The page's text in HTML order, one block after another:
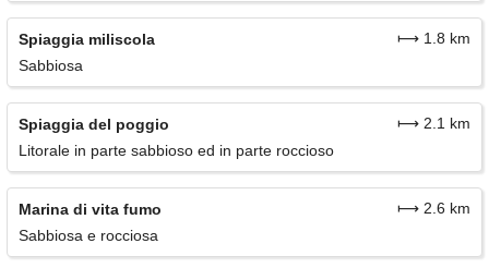
Spiaggia miliscola
⟼ 1.8 km
Sabbiosa
Spiaggia del poggio
⟼ 2.1 km
Litorale in parte sabbioso ed in parte roccioso
Marina di vita fumo
⟼ 2.6 km
Sabbiosa e rocciosa